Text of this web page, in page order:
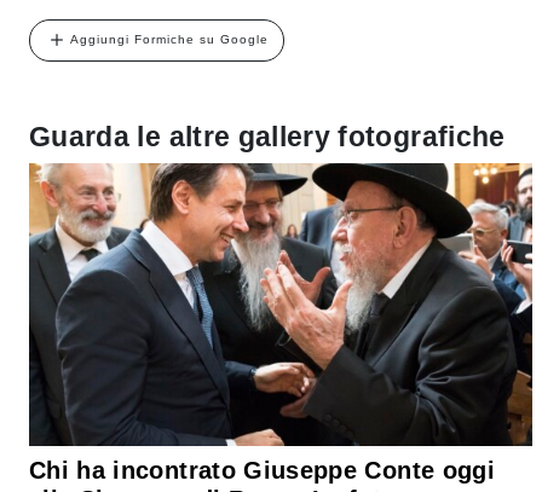
Aggiungi Formiche su Google
Guarda le altre gallery fotografiche
Chi ha incontrato Giuseppe Conte oggi